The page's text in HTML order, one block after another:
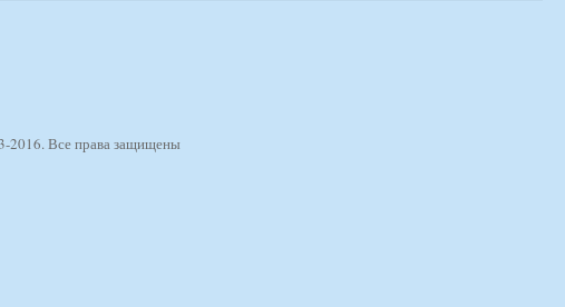
2016. Все права защищены